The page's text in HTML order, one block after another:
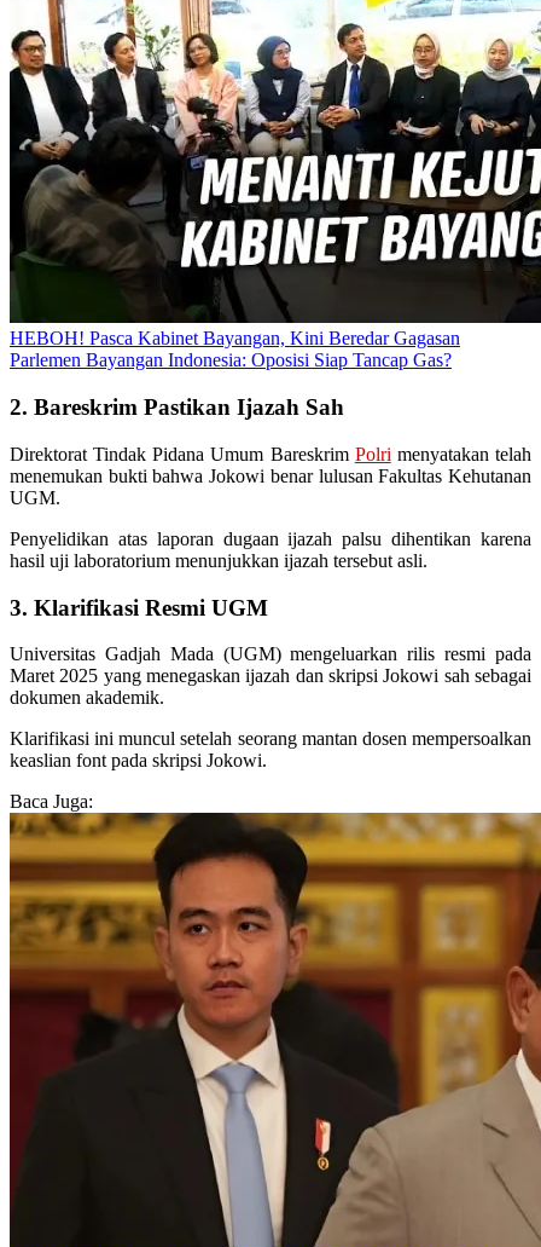
HEBOH! Pasca Kabinet Bayangan, Kini Beredar Gagasan
Parlemen Bayangan Indonesia: Oposisi Siap Tancap Gas?
2. Bareskrim Pastikan Ijazah Sah
Direktorat Tindak Pidana Umum Bareskrim Polri menyatakan telah
menemukan bukti bahwa Jokowi benar lulusan Fakultas Kehutanan
UGM.
Penyelidikan atas laporan dugaan ijazah palsu dihentikan karena
hasil uji laboratorium menunjukkan ijazah tersebut asli.
3. Klarifikasi Resmi UGM
Universitas Gadjah Mada (UGM) mengeluarkan rilis resmi pada
Maret 2025 yang menegaskan ijazah dan skripsi Jokowi sah sebagai
dokumen akademik.
Klarifikasi ini muncul setelah seorang mantan dosen mempersoalkan
keaslian font pada skripsi Jokowi.
Baca Juga: